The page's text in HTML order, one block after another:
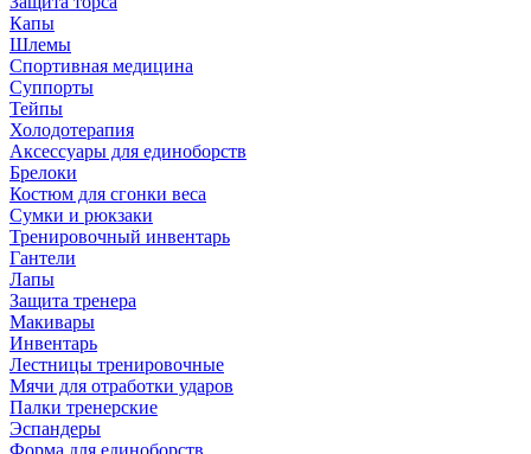
Капы
Шлемы
Спортивная медицина
Суппорты
Тейпы
Холодотерапия
Аксессуары для единоборств
Брелоки
Костюм для сгонки веса
Сумки и рюкзаки
Тренировочный инвентарь
Гантели
Лапы
Защита тренера
Макивары
Инвентарь
Лестницы тренировочные
Мячи для отработки ударов
Палки тренерские
Эспандеры
Форма для единоборств